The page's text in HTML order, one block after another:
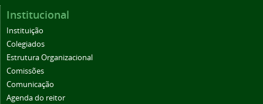
Institucional
Instituição
Colegiados
Estrutura Organizacional
Comissões
Comunicação
Agenda do reitor